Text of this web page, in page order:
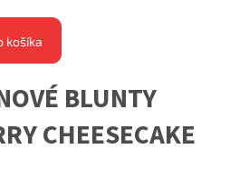
košíka
BLUNTY
CHEESECAKE